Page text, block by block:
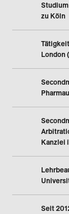
zu Köln
London
Kanzlei
Seit